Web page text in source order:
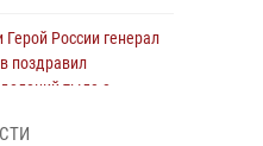
России генерал
поздравил
тыла с